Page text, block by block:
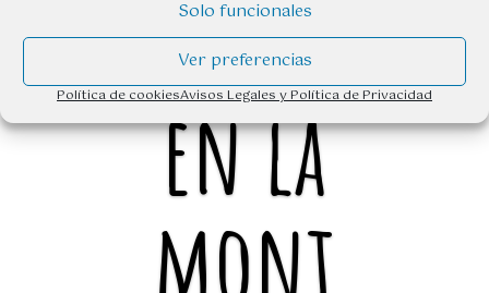
Solo funcionales
Ver preferencias
Política de cookiesAvisos Legales y Política de Privacidad
bien
en la
mont